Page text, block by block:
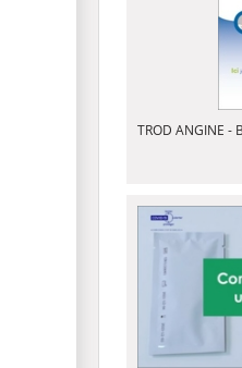
TROD ANGINE -